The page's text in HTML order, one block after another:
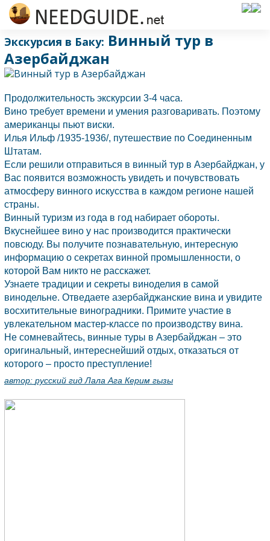
Экскурсия в Баку: Винный тур в
Азербайджан
Продолжительность экскурсии 3-4 часа.
Вино требует времени и умения разговаривать. Поэтому
американцы пьют виски.
Илья Ильф /1935-1936/, путешествие по Соединенным
Штатам.
Если решили отправиться в винный тур в Азербайджан, у
Вас появится возможность увидеть и почувствовать
атмосферу винного искусства в каждом регионе нашей
страны.
Винный туризм из года в год набирает обороты.
Вкуснейшее вино у нас производится практически
повсюду. Вы получите познавательную, интересную
информацию о секретах винной промышленности, о
которой Вам никто не расскажет.
Узнаете традиции и секреты виноделия в самой
винодельне. Отведаете азербайджанские вина и увидите
восхитительные виноградники. Примите участие в
увлекательном мастер-классе по производству вина.
Не сомневайтесь, винные туры в Азербайджан – это
оригинальный, интереснейший отдых, отказаться от
которого – просто преступление!
автор: русский гид Лала Ага Керим гызы